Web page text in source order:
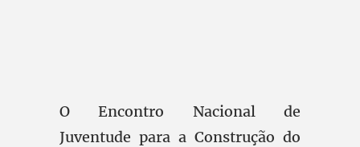
O Encontro Nacional de
Juventude para a Construção do